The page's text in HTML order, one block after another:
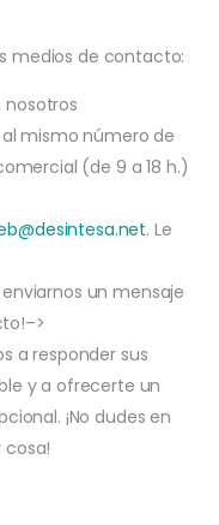
medios de contacto:
nosotros
mismo número de
(de 9 a 18 h.)
. Le
un mensaje
a responder sus
y a ofrecerte un
¡No dudes en